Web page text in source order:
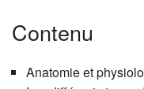
Contenu
Anatomie et